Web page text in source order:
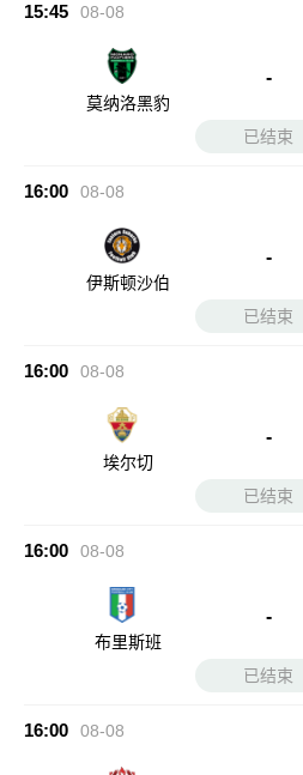
15:45 08-08
莫纳洛黑豹
-
已结束
16:00 08-08
伊斯顿沙伯
-
已结束
16:00 08-08
埃尔切
-
已结束
16:00 08-08
布里斯班
-
已结束
16:00 08-08